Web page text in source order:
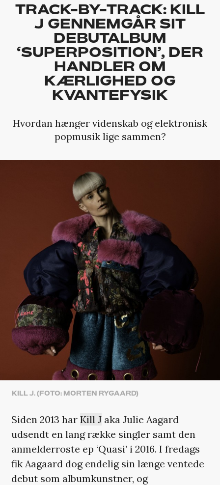
TRACK-BY-TRACK: KILL
J GENNEMGÅR SIT
DEBUTALBUM
‘SUPERPOSITION’, DER
HANDLER OM
KÆRLIGHED OG
KVANTEFYSIK
Hvordan hænger videnskab og elektronisk
popmusik lige sammen?
KILL J. (FOTO: MORTEN RYGAARD)
Siden 2013 har Kill Jaka Julie Aagard
udsendt en lang række singler samt den
anmelderroste ep ‘Quasi’ i 2016. I fredags
fik Aagaard dog endelig sin længe ventede
debut som albumkunstner, og